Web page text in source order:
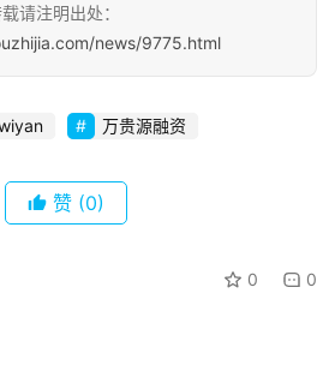
请注明出处：
news/9775.html
万贵源融资
赞 (0)
0 0